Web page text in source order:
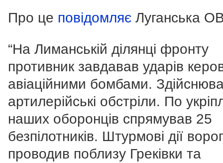
Про це повідомляє Луганська
“На Лиманській ділянці фронту
противник завдавав ударів
авіаційними бомбами.
артилерійські обстріли. По
наших оборонців спрямував 25
безпілотників. Штурмові дії ворог
проводив поблизу Греківки та